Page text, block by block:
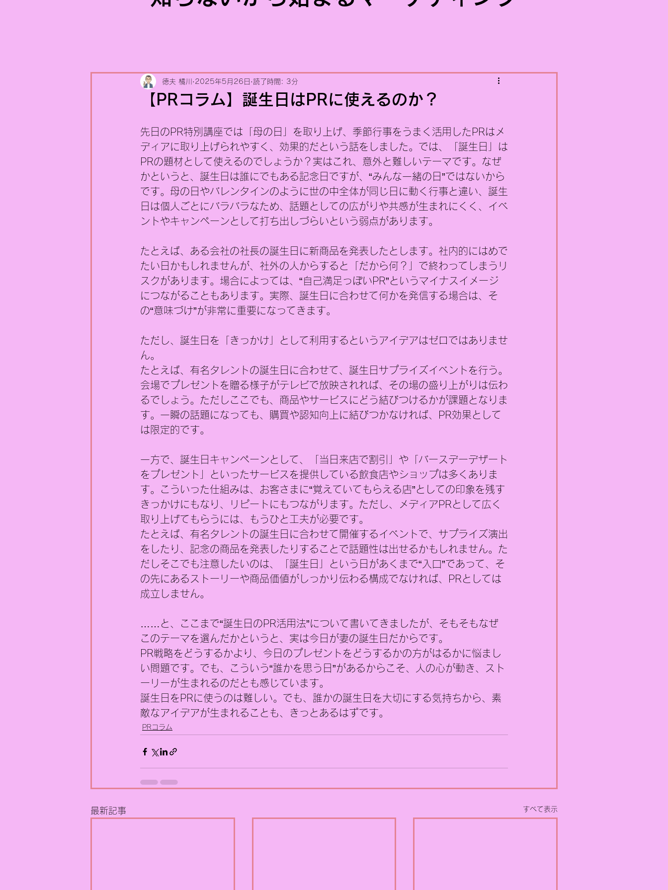
【PRコラム】誕生日はPRに使えるのか？
徳夫 橘川 2025年5月26日 読了時間: 3分
先日のPR特別講座では「母の日」を取り上げ、季節行事をうまく活用したPRはメ
ディアに取り上げられやすく、効果的だという話をしました。では、「誕生日」は
PRの題材として使えるのでしょうか？実はこれ、意外と難しいテーマです。なぜ
かというと、誕生日は誰にでもある記念日ですが、“みんな一緒の日”ではないから
です。母の日やバレンタインのように世の中全体が同じ日に動く行事と違い、誕生
日は個人ごとにバラバラなため、話題としての広がりや共感が生まれにくく、イベ
ントやキャンペーンとして打ち出しづらいという弱点があります。
たとえば、ある会社の社長の誕生日に新商品を発表したとします。社内的にはめで
たい日かもしれませんが、社外の人からすると「だから何？」で終わってしまうリ
スクがあります。場合によっては、“自己満足っぽいPR”というマイナスイメージ
につながることもあります。実際、誕生日に合わせて何かを発信する場合は、そ
の“意味づけ”が非常に重要になってきます。
ただし、誕生日を「きっかけ」として利用するというアイデアはゼロではありませ
ん。
たとえば、有名タレントの誕生日に合わせて、誕生日サプライズイベントを行う。
会場でプレゼントを贈る様子がテレビで放映されれば、その場の盛り上がりは伝わ
るでしょう。ただしここでも、商品やサービスにどう結びつけるかが課題となりま
す。一瞬の話題になっても、購買や認知向上に結びつかなければ、PR効果として
は限定的です。
一方で、誕生日キャンペーンとして、「当日来店で割引」や「バースデーデザート
をプレゼント」といったサービスを提供している飲食店やショップは多くありま
す。こういった仕組みは、お客さまに“覚えていてもらえる店”としての印象を残す
きっかけにもなり、リピートにもつながります。ただし、メディアPRとして広く
取り上げてもらうには、もうひと工夫が必要です。
たとえば、有名タレントの誕生日に合わせて開催するイベントで、サプライズ演出
をしたり、記念の商品を発表したりすることで話題性は出せるかもしれません。た
だしそこでも注意したいのは、「誕生日」という日があくまで“入口”であって、そ
の先にあるストーリーや商品価値がしっかり伝わる構成でなければ、PRとしては
成立しません。
……と、ここまで“誕生日のPR活用法”について書いてきましたが、そもそもなぜ
このテーマを選んだかというと、実は今日が妻の誕生日だからです。
PR戦略をどうするかより、今日のプレゼントをどうするかの方がはるかに悩まし
い問題です。でも、こういう“誰かを思う日”があるからこそ、人の心が動き、スト
ーリーが生まれるのだとも感じています。
誕生日をPRに使うのは難しい。でも、誰かの誕生日を大切にする気持ちから、素
敵なアイデアが生まれることも、きっとあるはずです。
PRコラム
最新記事 すべて表示